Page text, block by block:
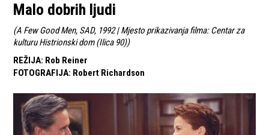
Malo dobrih ljudi
(A Few Good Men, SAD, 1992 | Mjesto prikazivanja filma: Centar za
kulturu Histrionski dom (Ilica 90))
REŽIJA: Rob Reiner
FOTOGRAFIJA: Robert Richardson